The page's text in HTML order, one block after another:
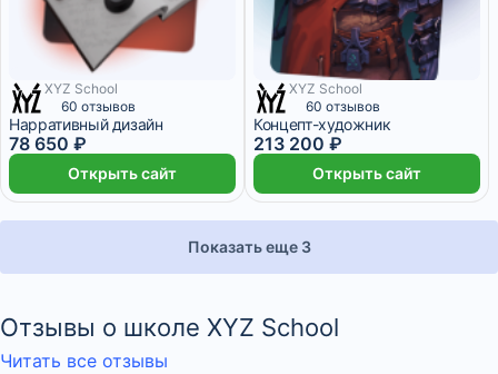
4 месяца
XYZ School
60 отзывов
Нарративный дизайн
78 650 ₽
Открыть сайт
18 месяцев
XYZ School
60 отзывов
Концепт-художник
213 200 ₽
Открыть сайт
Показать еще 3
Отзывы о школе XYZ School
Читать все отзывы